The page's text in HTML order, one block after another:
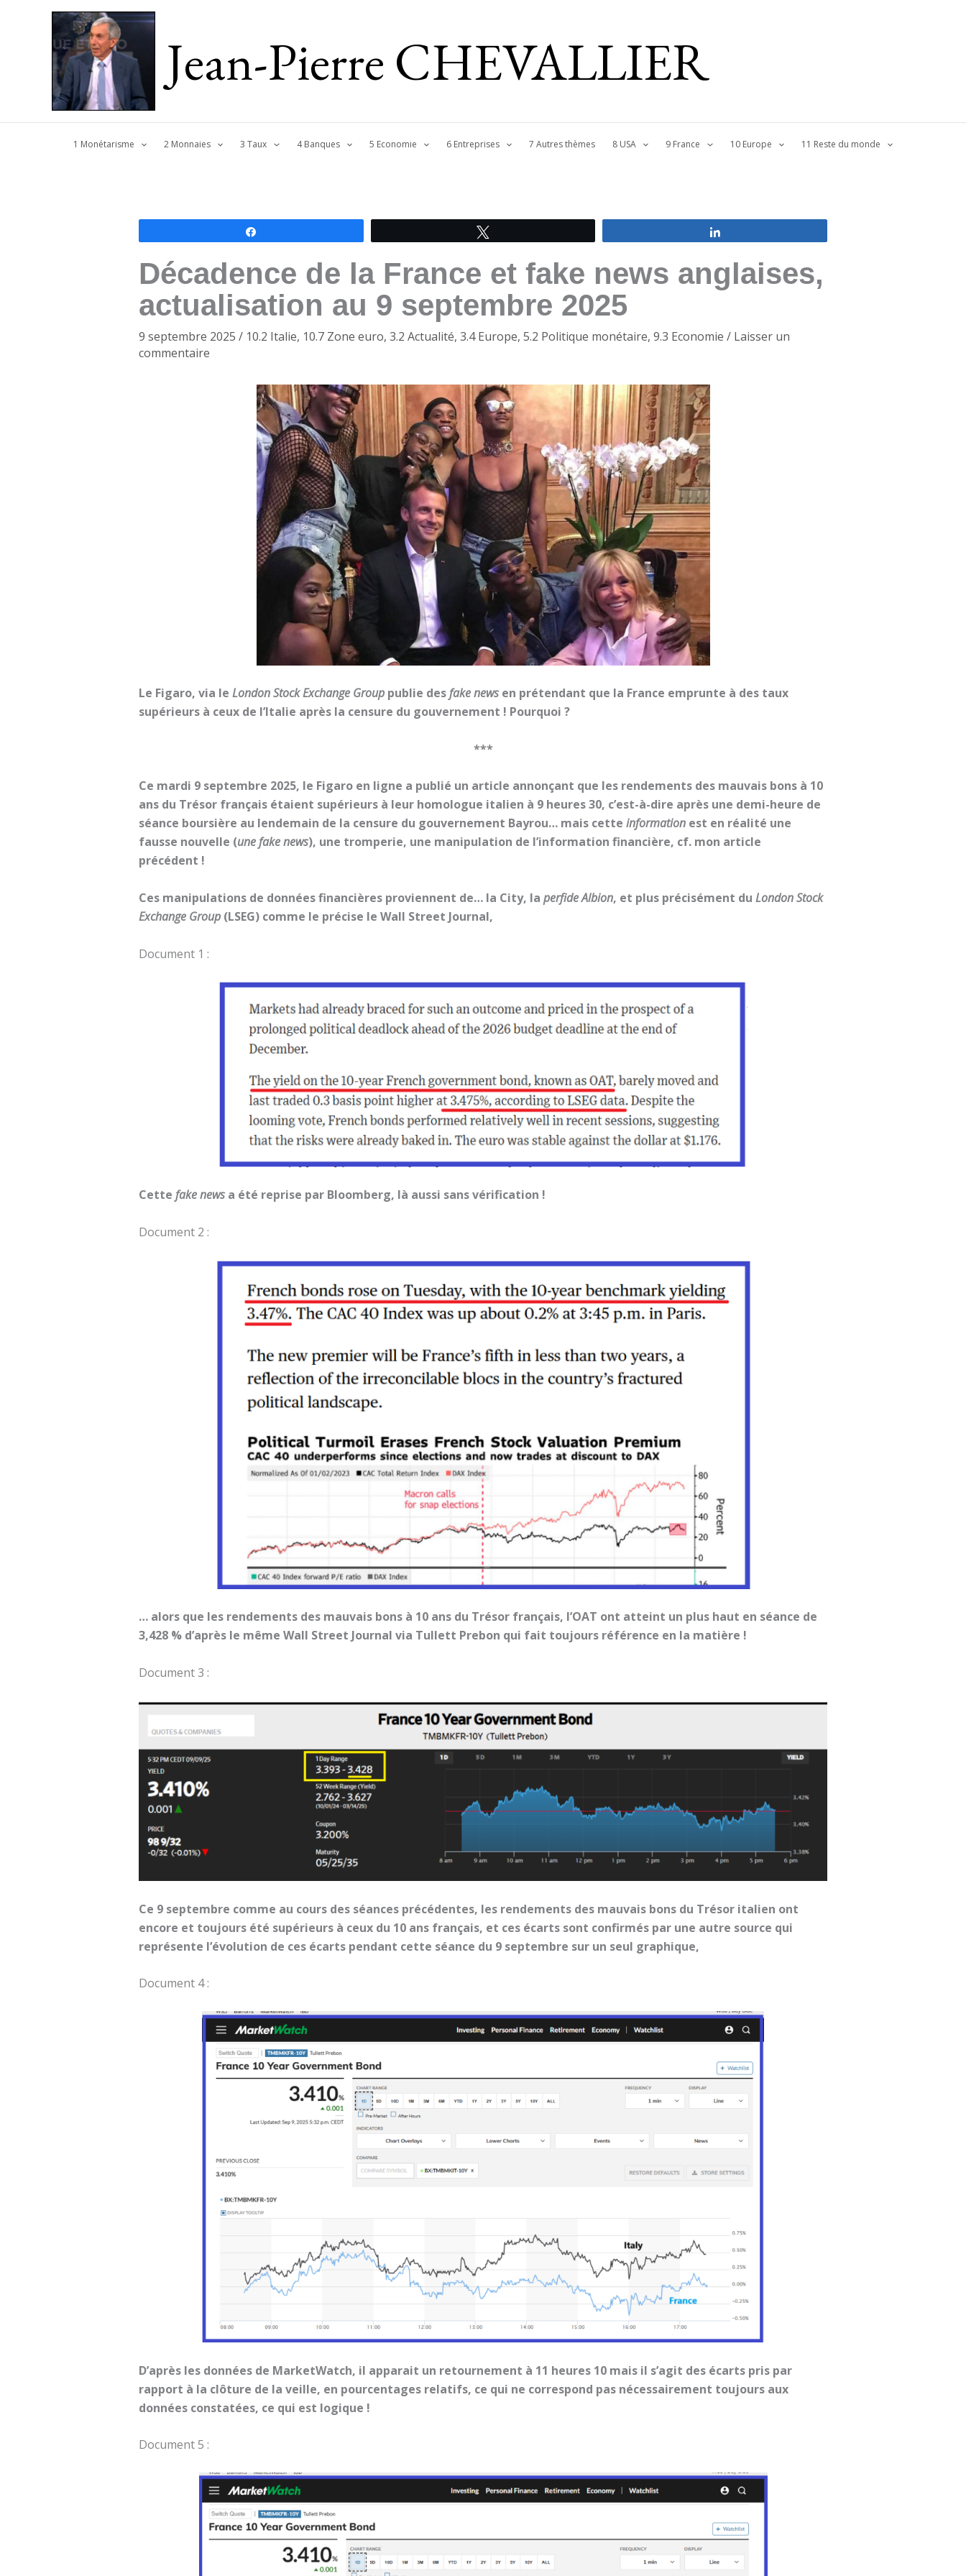
Jean-Pierre CHEVALLIER
1 Monétarisme 2 Monnaies 3 Taux 4 Banques 5 Economie 6 Entreprises 7 Autres thèmes 8 USA 9 France 10 Europe 11 Reste du monde
Décadence de la France et fake news anglaises,
actualisation au 9 septembre 2025
9 septembre 2025 / 10.2 Italie, 10.7 Zone euro, 3.2 Actualité, 3.4 Europe, 5.2 Politique monétaire, 9.3 Economie / Laisser un
commentaire
Le Figaro, via le London Stock Exchange Group publie desfake news en prétendant que la France emprunte à des taux
supérieurs à ceux de l’Italie après la censure du gouvernement ! Pourquoi ?
***
Ce mardi 9 septembre 2025, le Figaro en ligne a publié un article annonçant que les rendements des mauvais bons à 10
ans du Trésor français étaient supérieurs à leur homologue italien à 9 heures 30, c’est-à-dire après une demi-heure de
séance boursière au lendemain de la censure du gouvernement Bayrou… mais cette information est en réalité une
fausse nouvelle (une fake news), une tromperie, une manipulation de l’information financière, cf. mon article
précédent !
Ces manipulations de données financières proviennent de… la City, la perfide Albion, et plus précisément du London Stock
Exchange Group (LSEG) comme le précise le Wall Street Journal,
Document 1 :
Cette fake news a été reprise par Bloomberg, là aussi sans vérification !
Document 2 :
… alors que les rendements des mauvais bons à 10 ans du Trésor français, l’OAT ont atteint un plus haut en séance de
3,428 % d’après le même Wall Street Journal via Tullett Prebon qui fait toujours référence en la matière !
Document 3 :
Ce 9 septembre comme au cours des séances précédentes, les rendements des mauvais bons du Trésor italien ont
encore et toujours été supérieurs à ceux du 10 ans français, et ces écarts sont confirmés par une autre source qui
représente l’évolution de ces écarts pendant cette séance du 9 septembre sur un seul graphique,
Document 4 :
D’après les données de MarketWatch, il apparait un retournement à 11 heures 10 mais il s’agit des écarts pris par
rapport à la clôture de la veille, en pourcentages relatifs, ce qui ne correspond pas nécessairement toujours aux
données constatées, ce qui est logique !
Document 5 :